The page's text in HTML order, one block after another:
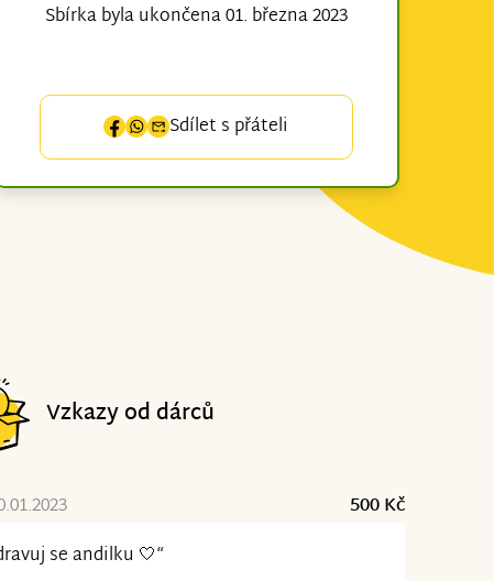
Sbírka byla ukončena 01. března 2023
Sdílet s přáteli
Vzkazy od dárců
500 Kč
se andilku 🤍“